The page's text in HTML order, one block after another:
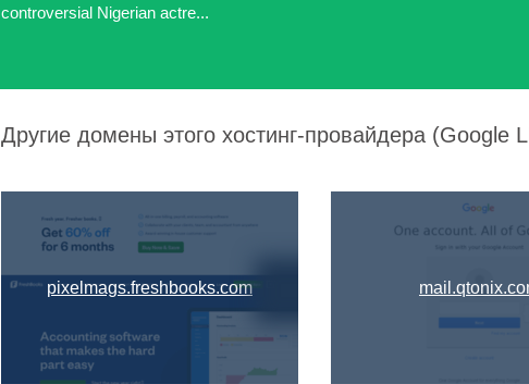
controversial Nigerian actre...
Другие домены этого хостинг-провайдера (Google
pixelmags.freshbooks.com